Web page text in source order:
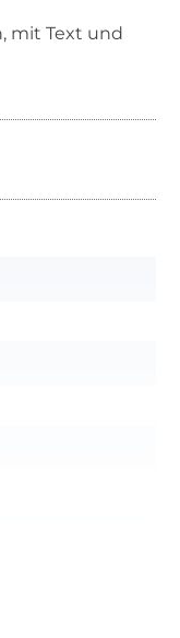
mit Text und